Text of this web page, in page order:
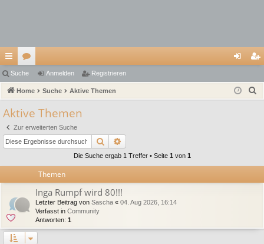
ch
ne
llz
ug
riff
or
en m ist
Suche Anmelden Registrieren
Home Suche Aktive Themen
Aktive Themen
Zur erweiterten Suche
Suche
Die Suche ergab 1 Treffer • Seite 1 von 1
Themen
Inga Rumpf wird 80!!!
Letzter Beitrag von Sascha « 04. Aug 2026, 16:14
Verfasst in Community
Antworten: 1